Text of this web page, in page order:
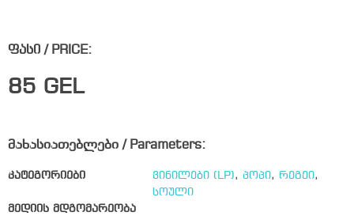
ფასი / PRICE:
85 GEL
მახასიათებლები / Parameters:
კატეგორიები ვინილები (LP),პოპი,რეგეი,
სოული
მედიის მდგომარეობა